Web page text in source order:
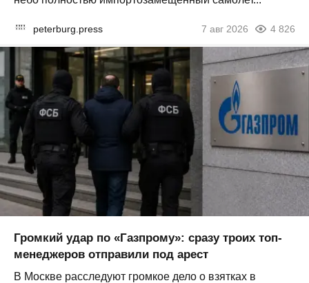
peterburg.press 7 авг 2026 4 826
Громкий удар по «Газпрому»: сразу троих топ-
менеджеров отправили под арест
В Москве расследуют громкое дело о взятках в